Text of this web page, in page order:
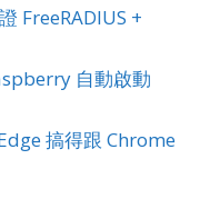
FreeRADIUS +
自動啟動
搞得跟 Chrome